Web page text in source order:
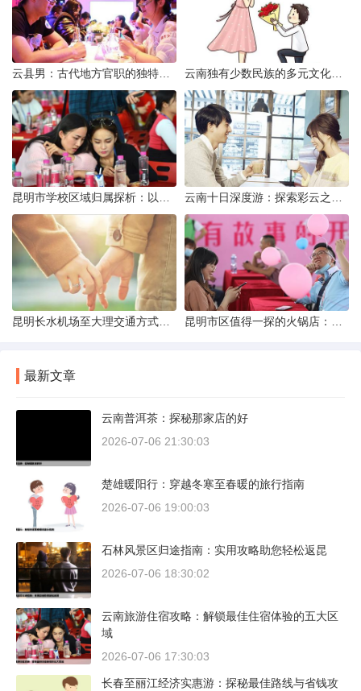
最新文章
云南普洱茶：探秘那家店的好
2026-07-06 21:30:03
楚雄暖阳行：穿越冬寒至春暖的旅行指南
2026-07-06 19:00:03
石林风景区归途指南：实用攻略助您轻松返昆
2026-07-06 18:30:02
云南旅游住宿攻略：解锁最佳住宿体验的五大区
域
2026-07-06 17:30:03
长春至丽江经济实惠游：探秘最佳路线与省钱攻